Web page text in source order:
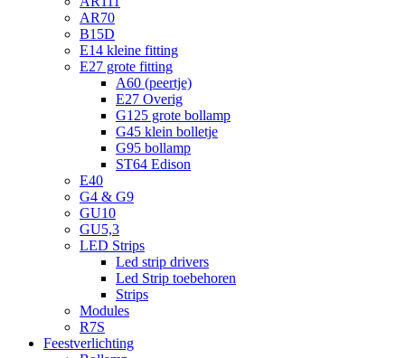
AR70
B15D
E14 kleine fitting
E27 grote fitting
A60 (peertje)
E27 Overig
G125 grote bollamp
G45 klein bolletje
G95 bollamp
ST64 Edison
E40
G4 & G9
GU10
GU5,3
LED Strips
Led strip drivers
Led Strip toebehoren
Strips
Modules
R7S
Feestverlichting